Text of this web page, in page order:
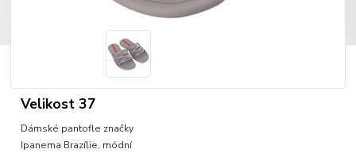
Velikost 37
Dámské pantofle značky
Ipanema Brazílie, módní